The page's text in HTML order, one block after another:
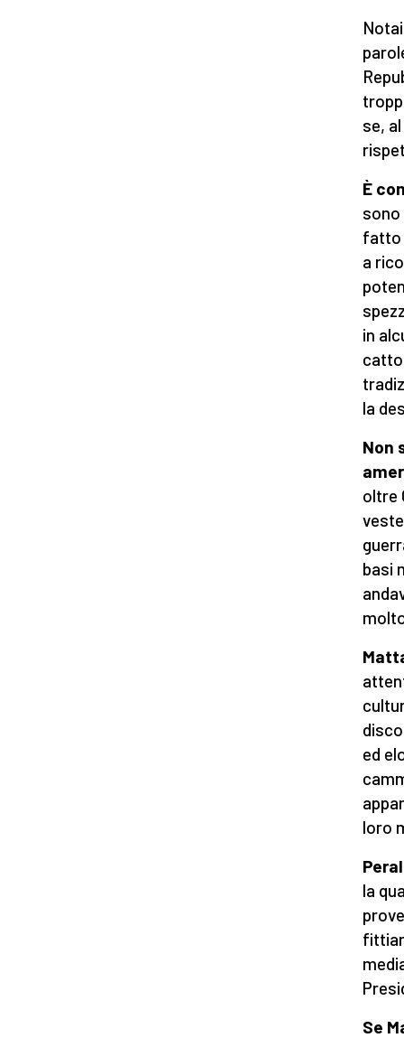
se,
È
sono
fatto
a
in
la
Non
oltre
basi
ed
loro
la
Se